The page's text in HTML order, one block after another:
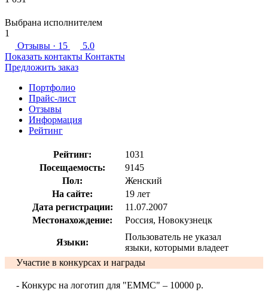
Выбрана исполнителем
1
Отзывы · 15
5.0
Показать контакты Контакты
Предложить заказ
Портфолио
Прайс-лист
Отзывы
Информация
Рейтинг
Рейтинг:
1031
Посещаемость:
9145
Пол:
Женский
На сайте:
19 лет
Дата регистрации:
11.07.2007
Местонахождение:
Россия, Новокузнецк
Языки:
Пользователь не указал
языки, которыми владеет
Участие в конкурсах и награды
- Конкурс на логотип для "EMMC" – 10000 р.